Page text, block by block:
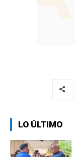
LO ÚLTIMO